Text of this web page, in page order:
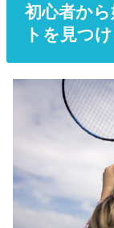
初心者か
トを見つ